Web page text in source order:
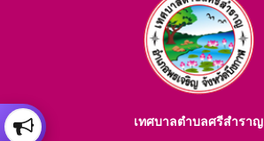
เทศบาลตำบลศรีสำราญ